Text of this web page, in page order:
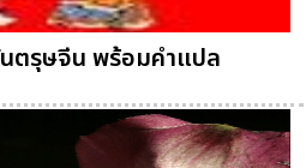
ตรุษจีน พร้อมคำแปล